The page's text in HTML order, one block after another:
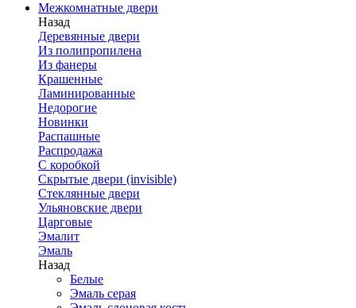
Межкомнатные двери
Назад
Деревянные двери
Из полипропилена
Из фанеры
Крашенные
Ламинированные
Недорогие
Новинки
Распашные
Распродажа
С коробкой
Скрытые двери (invisible)
Стеклянные двери
Ульяновские двери
Царговые
Эмалит
Эмаль
Назад
Белые
Эмаль серая